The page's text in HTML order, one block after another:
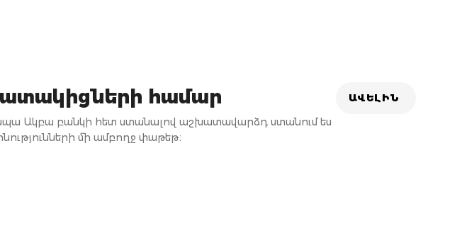
համար
Ակբա բանկի հետ ստանալով աշխատավարձդ ստանում ես
մի ամբողջ փաթեթ։
ԱՎԵԼԻՆ